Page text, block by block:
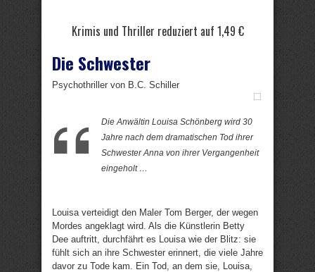
Krimis und Thriller reduziert auf 1,49 €
Die Schwester
Psychothriller von B.C. Schiller
Die Anwältin Louisa Schönberg wird 30
Jahre nach dem dramatischen Tod ihrer
Schwester Anna von ihrer Vergangenheit
eingeholt …
Louisa verteidigt den Maler Tom Berger, der wegen
Mordes angeklagt wird. Als die Künstlerin Betty
Dee auftritt, durchfährt es Louisa wie der Blitz: sie
fühlt sich an ihre Schwester erinnert, die viele Jahre
davor zu Tode kam. Ein Tod, an dem sie, Louisa,